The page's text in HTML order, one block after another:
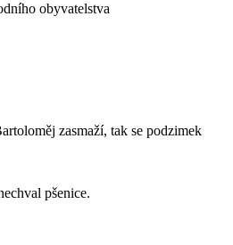
obyvatelstva
zasmaží, tak se podzimek
pšenice.